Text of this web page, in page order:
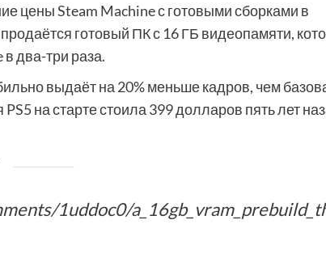
цены Steam Machine с готовыми сборками в
готовый ПК с 16 ГБ видеопамяти,
два-три раза.
выдаёт на 20% меньше кадров, чем
на старте стоила 399 долларов пять лет
1uddoc0/